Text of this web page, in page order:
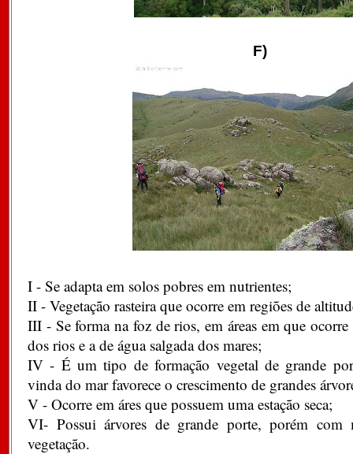
F)
I - Se adapta em solos pobres em nutrientes;
II - Vegetação rasteira que ocorre em regiões de
III - Se forma na foz de rios, em áreas em que
dos rios e a de água salgada dos mares;
IV - É um tipo de formação vegetal de grande
vinda do mar favorece o crescimento de grandes
V - Ocorre em áres que possuem uma estação seca;
VI- Possui árvores de grande porte, porém com
vegetação.